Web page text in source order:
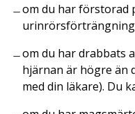
om du har förstorad
urinrörsförträngning
om du har drabbats
hjärnan är högre än
med din läkare). Du